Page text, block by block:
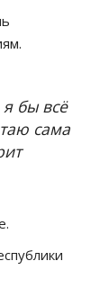
бы всё
сама